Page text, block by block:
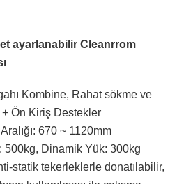
ayarlanabilir Cleanrrom
Kombine, Rahat sökme ve
Ön Kiriş Destekler
670 ~ 1120mm
500kg, Dinamik Yük: 300kg
statik tekerleklerle donatılabilir,